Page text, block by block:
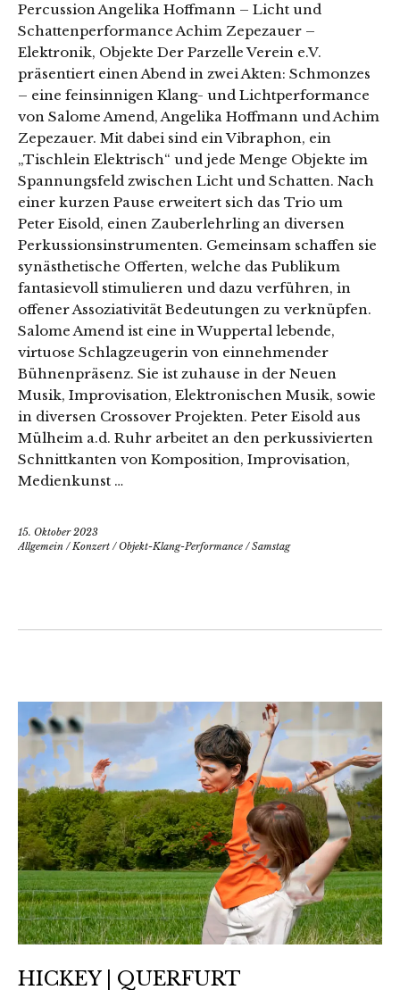
Percussion Angelika Hoffmann – Licht und
Schattenperformance Achim Zepezauer –
Elektronik, Objekte Der Parzelle Verein e.V.
präsentiert einen Abend in zwei Akten: Schmonzes
– eine feinsinnigen Klang- und Lichtperformance
von Salome Amend, Angelika Hoffmann und Achim
Zepezauer. Mit dabei sind ein Vibraphon, ein
„Tischlein Elektrisch“ und jede Menge Objekte im
Spannungsfeld zwischen Licht und Schatten. Nach
einer kurzen Pause erweitert sich das Trio um
Peter Eisold, einen Zauberlehrling an diversen
Perkussionsinstrumenten. Gemeinsam schaffen sie
synästhetische Offerten, welche das Publikum
fantasievoll stimulieren und dazu verführen, in
offener Assoziativität Bedeutungen zu verknüpfen.
Salome Amend ist eine in Wuppertal lebende,
virtuose Schlagzeugerin von einnehmender
Bühnenpräsenz. Sie ist zuhause in der Neuen
Musik, Improvisation, Elektronischen Musik, sowie
in diversen Crossover Projekten. Peter Eisold aus
Mülheim a.d. Ruhr arbeitet an den perkussivierten
Schnittkanten von Komposition, Improvisation,
Medienkunst …
15. Oktober 2023
Allgemein /Konzert /Objekt-Klang-Performance /Samstag
HICKEY | QUERFURT